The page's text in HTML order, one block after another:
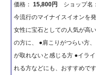
価格：15,800円
ショップ名
今流行のマイナイスイオンを
女性に宝石としての人気が高
の方に、 ●肩こりがつらい方
が取れないと感じる方 ●イラ
れる方などにも、おすすめで